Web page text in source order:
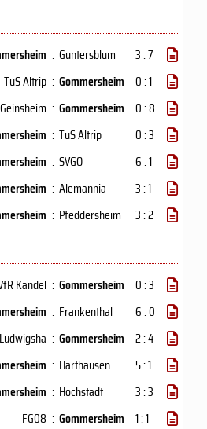
: Guntersblum
3 : 7
TuS Altrip : Gommersheim 0 : 1
: Gommersheim 0 : 8
: TuS Altrip
0 : 3
: SVGO
6 : 1
: Alemannia
3 : 1
: Pfeddersheim 3 : 2
Kandel : Gommersheim 0 : 3
: Frankenthal
6 : 0
: Gommersheim 2 : 4
: Harthausen
5 : 1
: Hochstadt
3 : 3
FG08 : Gommersheim 1 : 1